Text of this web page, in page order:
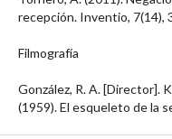
recepción. Inventio, 7(14),
Filmografía
González, R. A. [Director].
(1959). El esqueleto de la